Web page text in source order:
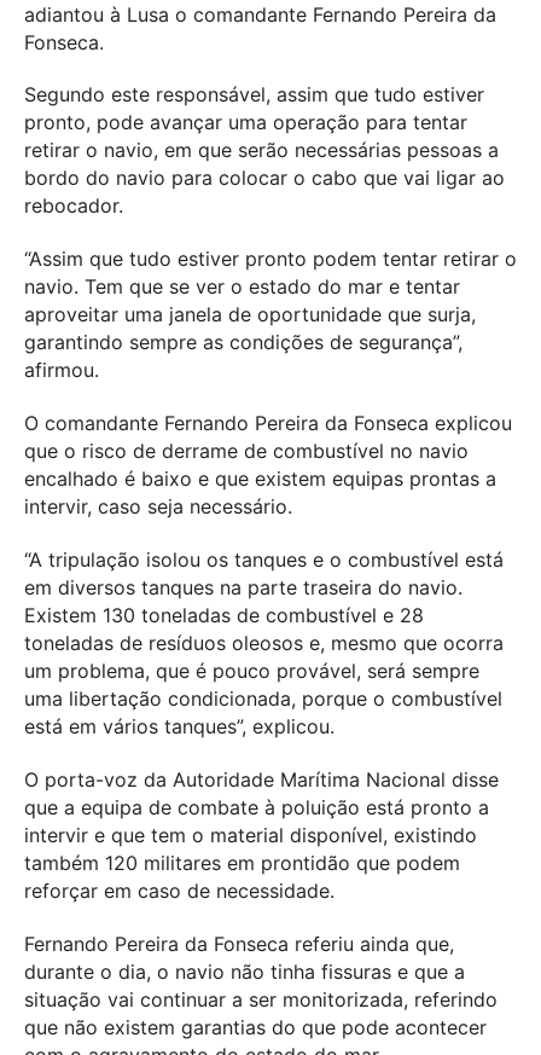
adiantou à Lusa o comandante Fernando Pereira da
Fonseca.
Segundo este responsável, assim que tudo estiver
pronto, pode avançar uma operação para tentar
retirar o navio, em que serão necessárias pessoas a
bordo do navio para colocar o cabo que vai ligar ao
rebocador.
“Assim que tudo estiver pronto podem tentar retirar o
navio. Tem que se ver o estado do mar e tentar
aproveitar uma janela de oportunidade que surja,
garantindo sempre as condições de segurança”,
afirmou.
O comandante Fernando Pereira da Fonseca explicou
que o risco de derrame de combustível no navio
encalhado é baixo e que existem equipas prontas a
intervir, caso seja necessário.
“A tripulação isolou os tanques e o combustível está
em diversos tanques na parte traseira do navio.
Existem 130 toneladas de combustível e 28
toneladas de resíduos oleosos e, mesmo que ocorra
um problema, que é pouco provável, será sempre
uma libertação condicionada, porque o combustível
está em vários tanques”, explicou.
O porta-voz da Autoridade Marítima Nacional disse
que a equipa de combate à poluição está pronto a
intervir e que tem o material disponível, existindo
também 120 militares em prontidão que podem
reforçar em caso de necessidade.
Fernando Pereira da Fonseca referiu ainda que,
durante o dia, o navio não tinha fissuras e que a
situação vai continuar a ser monitorizada, referindo
que não existem garantias do que pode acontecer